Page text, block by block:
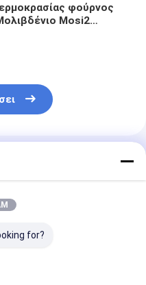
φούρνος
Mosi2
for?